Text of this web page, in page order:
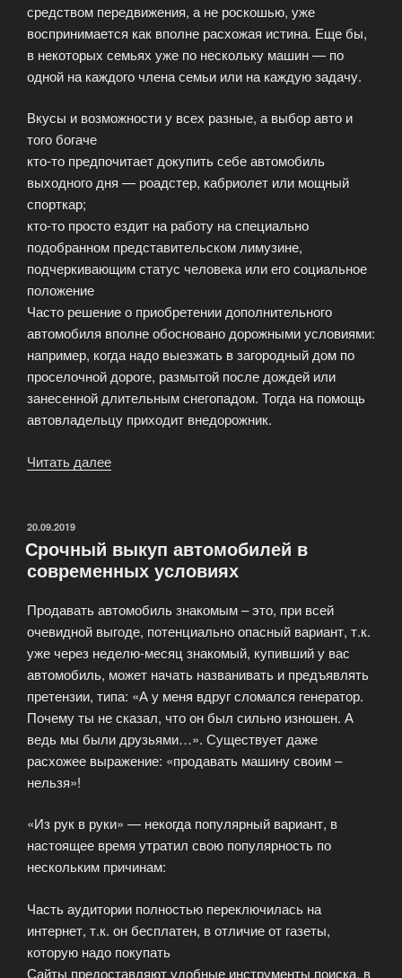
средством передвижения, а не роскошью, уже
воспринимается как вполне расхожая истина. Еще бы,
в некоторых семьях уже по нескольку машин — по
одной на каждого члена семьи или на каждую задачу.
Вкусы и возможности у всех разные, а выбор авто и
того богаче
кто-то предпочитает докупить себе автомобиль
выходного дня — роадстер, кабриолет или мощный
спорткар;
кто-то просто ездит на работу на специально
подобранном представительском лимузине,
подчеркивающим статус человека или его социальное
положение
Часто решение о приобретении дополнительного
автомобиля вполне обосновано дорожными условиями:
например, когда надо выезжать в загородный дом по
проселочной дороге, размытой после дождей или
занесенной длительным снегопадом. Тогда на помощь
автовладельцу приходит внедорожник.
Читать далее
услуга
в
ОПУБЛИКОВАНО
20.09.2019
Срочный выкуп автомобилей в
современных условиях
Продавать автомобиль знакомым – это, при всей
очевидной выгоде, потенциально опасный вариант, т.к.
уже через неделю-месяц знакомый, купивший у вас
автомобиль, может начать названивать и предъявлять
претензии, типа: «А у меня вдруг сломался генератор.
Почему ты не сказал, что он был сильно изношен. А
ведь мы были друзьями…». Существует даже
расхожее выражение: «продавать машину своим –
нельзя»!
«Из рук в руки» — некогда популярный вариант, в
настоящее время утратил свою популярность по
нескольким причинам:
Часть аудитории полностью переключилась на
интернет, т.к. он бесплатен, в отличие от газеты,
которую надо покупать
Сайты предоставляют удобные инструменты поиска, в